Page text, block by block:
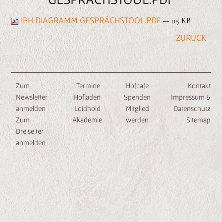
n
e IPH DIAGRAMM GESPRÄCHSTOOL.PDF— 115 KB
Zum
Newsletter
anmelden
Zum
Dreiseiter
anmelden
Termine
Hofladen
Loidhold
Akademie
Hofcafe
Spenden
Mitglied
werden
Kontakt
Impressum &
Datenschutz
Sitemap